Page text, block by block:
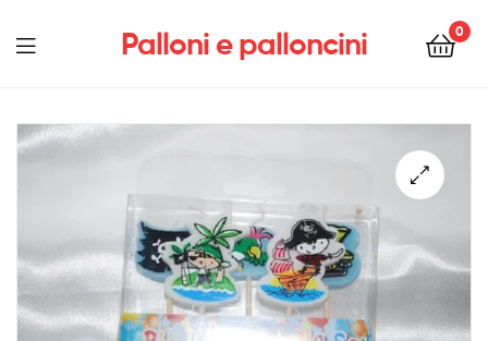
Palloni e palloncini 0
Menu